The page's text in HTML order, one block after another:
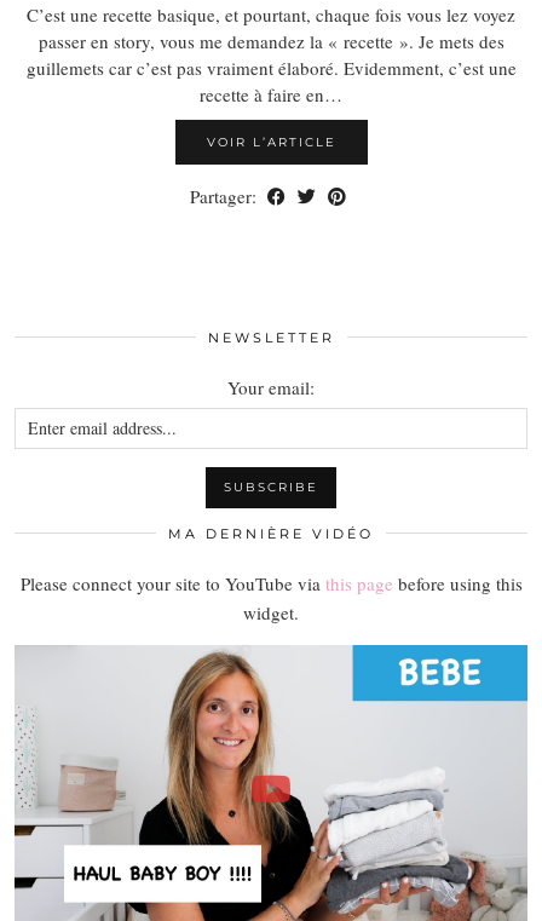
C’est une recette basique, et pourtant, chaque fois vous lez voyez
passer en story, vous me demandez la « recette ». Je mets des
guillemets car c’est pas vraiment élaboré. Evidemment, c’est une
recette à faire en…
VOIR L’ARTICLE
Partager:
NEWSLETTER
Your email:
MA DERNIÈRE VIDÉO
Please connect your site to YouTube via this page before using this
widget.